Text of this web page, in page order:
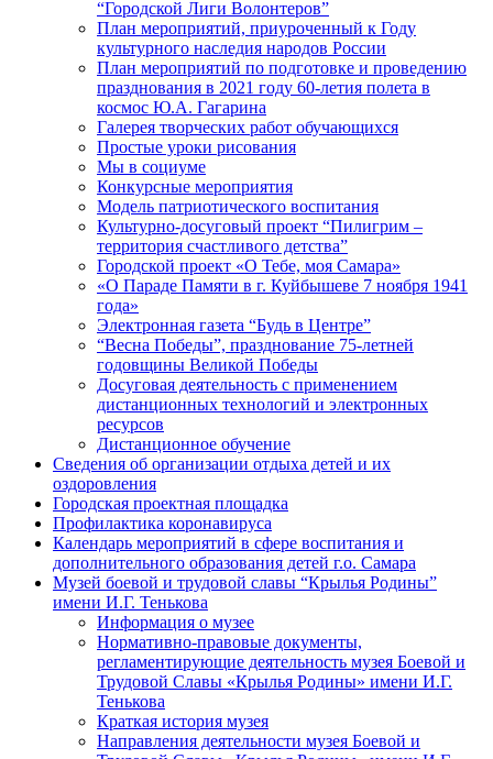
“Городской Лиги Волонтеров”
План мероприятий, приуроченный к Году
культурного наследия народов России
План мероприятий по подготовке и проведению
празднования в 2021 году 60-летия полета в
космос Ю.А. Гагарина
Галерея творческих работ обучающихся
Простые уроки рисования
Мы в социуме
Конкурсные мероприятия
Модель патриотического воспитания
Культурно-досуговый проект “Пилигрим –
территория счастливого детства”
Городской проект «О Тебе, моя Самара»
«О Параде Памяти в г. Куйбышеве 7 ноября 1941
года»
Электронная газета “Будь в Центре”
“Весна Победы”, празднование 75-летней
годовщины Великой Победы
Досуговая деятельность с применением
дистанционных технологий и электронных
ресурсов
Дистанционное обучение
Сведения об организации отдыха детей и их
оздоровления
Городская проектная площадка
Профилактика коронавируса
Календарь мероприятий в сфере воспитания и
дополнительного образования детей г.о. Самара
Музей боевой и трудовой славы “Крылья Родины”
имени И.Г. Тенькова
Информация о музее
Нормативно-правовые документы,
регламентирующие деятельность музея Боевой и
Трудовой Славы «Крылья Родины» имени И.Г.
Тенькова
Краткая история музея
Направления деятельности музея Боевой и